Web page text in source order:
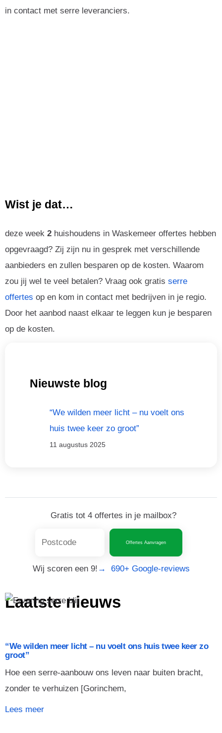
in contact met serre leveranciers.
Wist je dat…
deze week 2 huishoudens in Waskemeer offertes hebben
opgevraagd? Zij zijn nu in gesprek met verschillende
aanbieders en zullen besparen op de kosten. Waarom
zou jij wel te veel betalen? Vraag ook gratis serre
offertes op en kom in contact met bedrijven in je regio.
Door het aanbod naast elkaar te leggen kun je besparen
op de kosten.
Nieuwste blog
“We wilden meer licht – nu voelt ons
huis twee keer zo groot”
11 augustus 2025
Gratis tot 4 offertes in je mailbox?
Offertes Aanvragen
Wij scoren een 9! → 690+ Google-reviews
Laatste nieuws
“We wilden meer licht – nu voelt ons huis twee keer zo
groot”
Hoe een serre-aanbouw ons leven naar buiten bracht,
zonder te verhuizen [Gorinchem,
Lees meer